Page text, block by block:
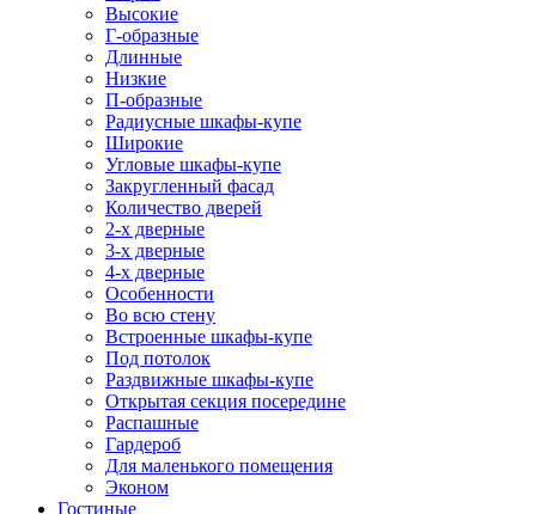
Высокие
Г-образные
Длинные
Низкие
П-образные
Радиусные шкафы-купе
Широкие
Угловые шкафы-купе
Закругленный фасад
Количество дверей
2-х дверные
3-х дверные
4-х дверные
Особенности
Во всю стену
Встроенные шкафы-купе
Под потолок
Раздвижные шкафы-купе
Открытая секция посередине
Распашные
Гардероб
Для маленького помещения
Эконом
Гостиные